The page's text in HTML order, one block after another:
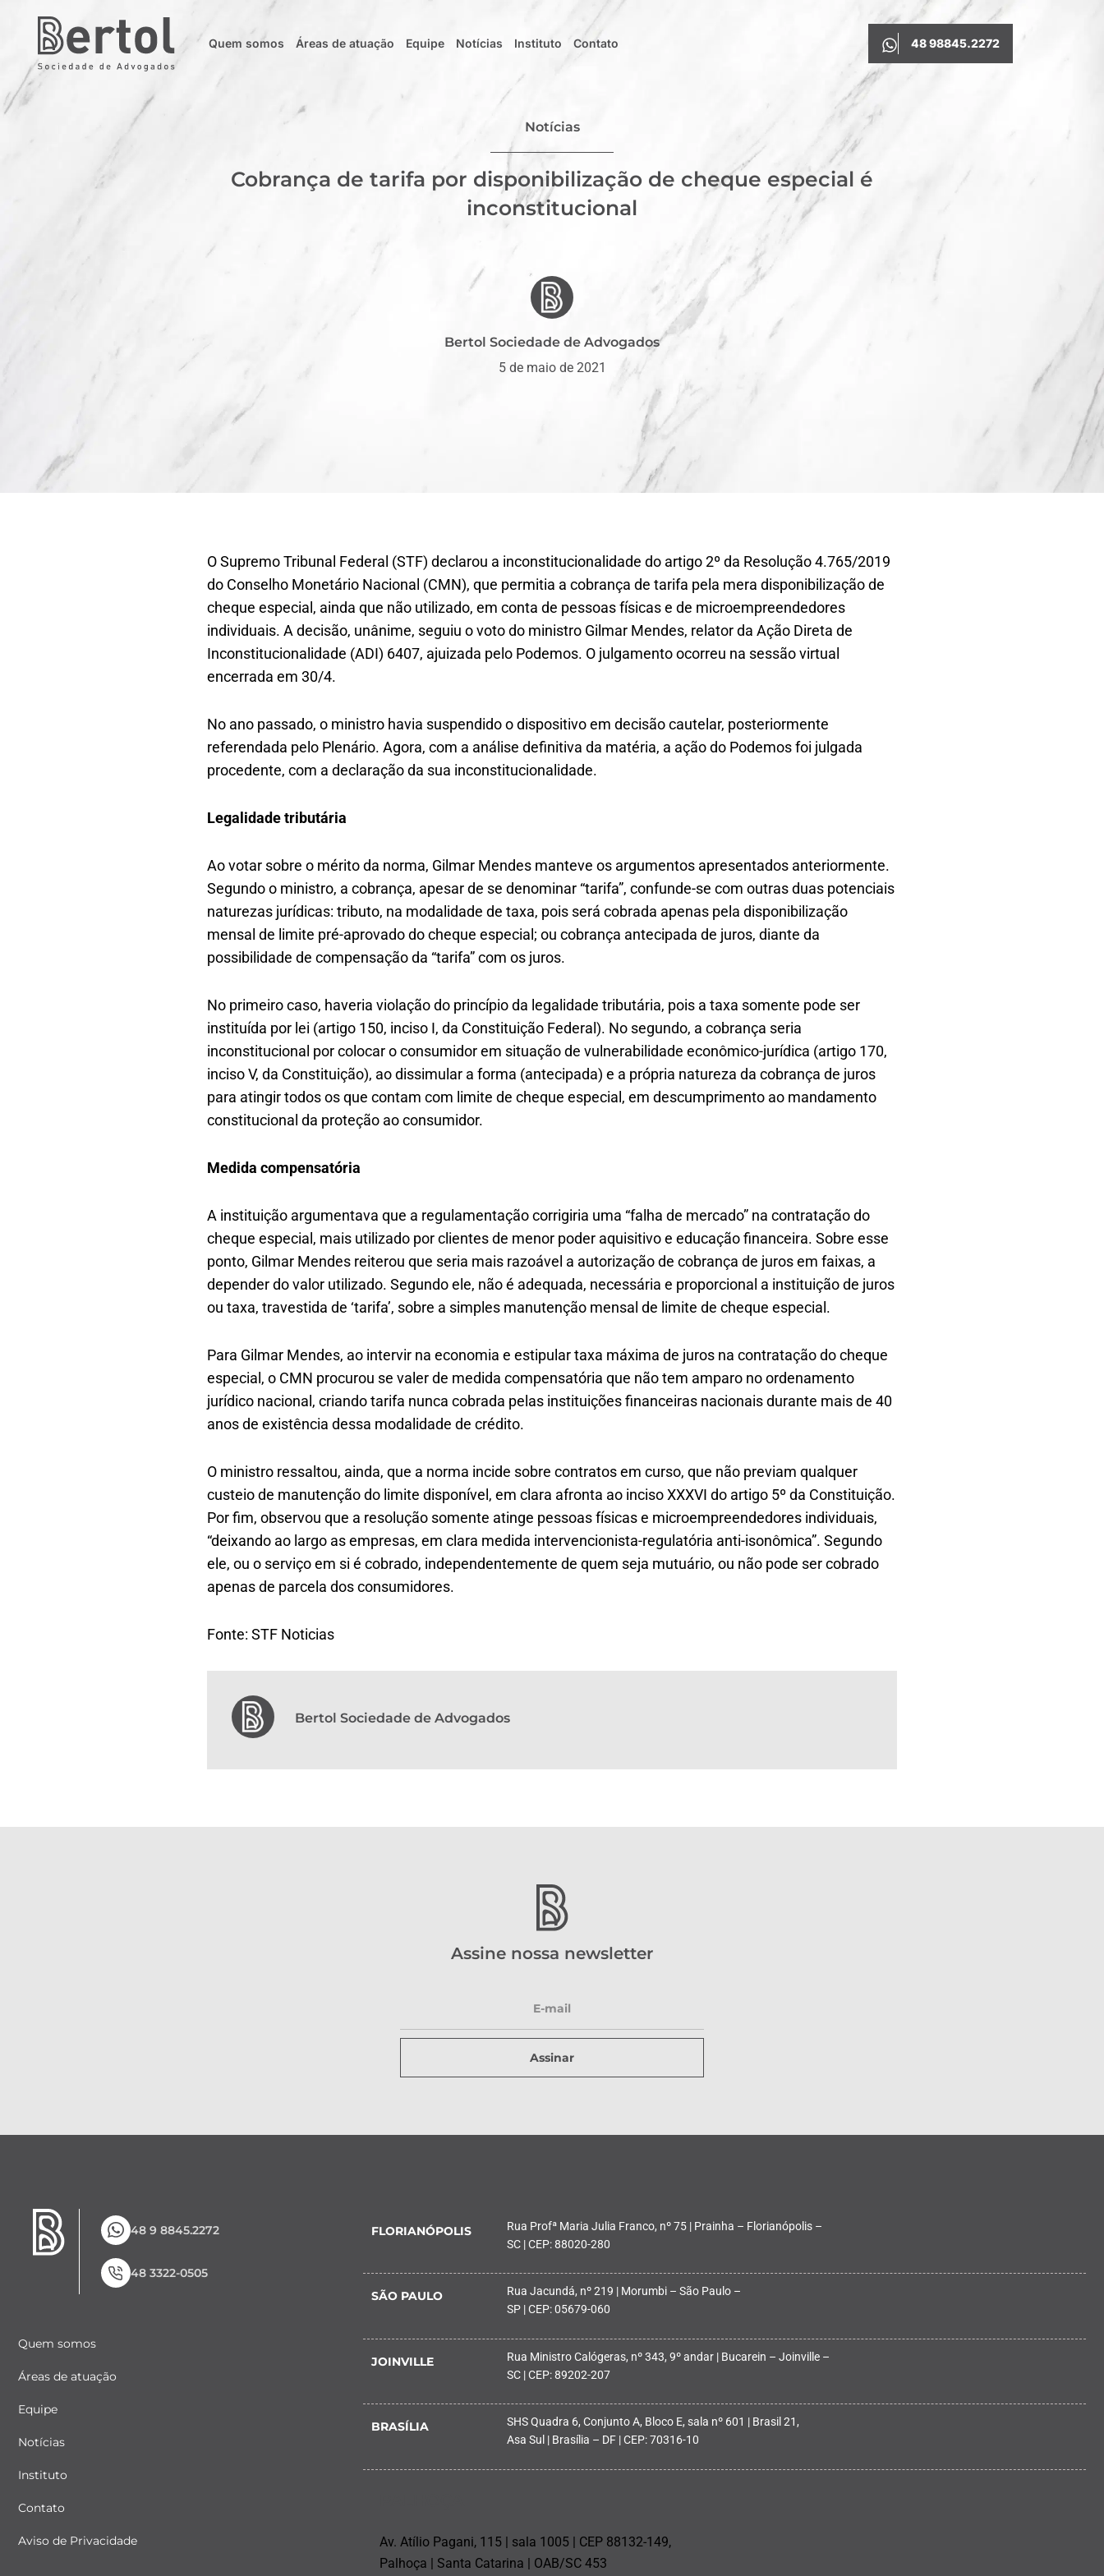
Quem somos Áreas de atuação Equipe Notícias Instituto Contato 48 98845.2272
Notícias
Cobrança de tarifa por disponibilização de cheque especial é
inconstitucional
Bertol Sociedade de Advogados
5 de maio de 2021
O Supremo Tribunal Federal (STF) declarou a inconstitucionalidade do artigo 2º da Resolução 4.765/2019
do Conselho Monetário Nacional (CMN), que permitia a cobrança de tarifa pela mera disponibilização de
cheque especial, ainda que não utilizado, em conta de pessoas físicas e de microempreendedores
individuais. A decisão, unânime, seguiu o voto do ministro Gilmar Mendes, relator da Ação Direta de
Inconstitucionalidade (ADI) 6407, ajuizada pelo Podemos. O julgamento ocorreu na sessão virtual
encerrada em 30/4.
No ano passado, o ministro havia suspendido o dispositivo em decisão cautelar, posteriormente
referendada pelo Plenário. Agora, com a análise definitiva da matéria, a ação do Podemos foi julgada
procedente, com a declaração da sua inconstitucionalidade.
Legalidade tributária
Ao votar sobre o mérito da norma, Gilmar Mendes manteve os argumentos apresentados anteriormente.
Segundo o ministro, a cobrança, apesar de se denominar “tarifa”, confunde-se com outras duas potenciais
naturezas jurídicas: tributo, na modalidade de taxa, pois será cobrada apenas pela disponibilização
mensal de limite pré-aprovado do cheque especial; ou cobrança antecipada de juros, diante da
possibilidade de compensação da “tarifa” com os juros.
No primeiro caso, haveria violação do princípio da legalidade tributária, pois a taxa somente pode ser
instituída por lei (artigo 150, inciso I, da Constituição Federal). No segundo, a cobrança seria
inconstitucional por colocar o consumidor em situação de vulnerabilidade econômico-jurídica (artigo 170,
inciso V, da Constituição), ao dissimular a forma (antecipada) e a própria natureza da cobrança de juros
para atingir todos os que contam com limite de cheque especial, em descumprimento ao mandamento
constitucional da proteção ao consumidor.
Medida compensatória
A instituição argumentava que a regulamentação corrigiria uma “falha de mercado” na contratação do
cheque especial, mais utilizado por clientes de menor poder aquisitivo e educação financeira. Sobre esse
ponto, Gilmar Mendes reiterou que seria mais razoável a autorização de cobrança de juros em faixas, a
depender do valor utilizado. Segundo ele, não é adequada, necessária e proporcional a instituição de juros
ou taxa, travestida de ‘tarifa’, sobre a simples manutenção mensal de limite de cheque especial.
Para Gilmar Mendes, ao intervir na economia e estipular taxa máxima de juros na contratação do cheque
especial, o CMN procurou se valer de medida compensatória que não tem amparo no ordenamento
jurídico nacional, criando tarifa nunca cobrada pelas instituições financeiras nacionais durante mais de 40
anos de existência dessa modalidade de crédito.
O ministro ressaltou, ainda, que a norma incide sobre contratos em curso, que não previam qualquer
custeio de manutenção do limite disponível, em clara afronta ao inciso XXXVI do artigo 5º da Constituição.
Por fim, observou que a resolução somente atinge pessoas físicas e microempreendedores individuais,
“deixando ao largo as empresas, em clara medida intervencionista-regulatória anti-isonômica”. Segundo
ele, ou o serviço em si é cobrado, independentemente de quem seja mutuário, ou não pode ser cobrado
apenas de parcela dos consumidores.
Fonte: STF Noticias
Bertol Sociedade de Advogados
Assine nossa newsletter
Assinar
48 9 8845.2272
48 3322-0505
Quem somos
Áreas de atuação
Equipe
Notícias
Instituto
Contato
Aviso de Privacidade
FLORIANÓPOLIS
Rua Profª Maria Julia Franco, nº 75 | Prainha – Florianópolis –
SC | CEP: 88020-280
SÃO PAULO
Rua Jacundá, nº 219 | Morumbi – São Paulo –
SP | CEP: 05679-060
JOINVILLE
Rua Ministro Calógeras, nº 343, 9º andar | Bucarein – Joinville –
SC | CEP: 89202-207
BRASÍLIA
SHS Quadra 6, Conjunto A, Bloco E, sala nº 601 | Brasil 21,
Asa Sul | Brasília – DF | CEP: 70316-10
Av. Atílio Pagani, 115 | sala 1005 | CEP 88132-149,
Palhoça | Santa Catarina | OAB/SC 453